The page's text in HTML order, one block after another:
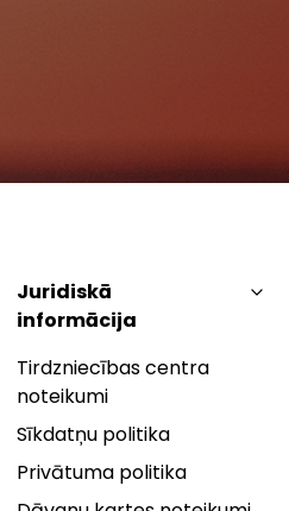
Juridiskā
informācija
Tirdzniecības centra
noteikumi
Sīkdatņu politika
Privātuma politika